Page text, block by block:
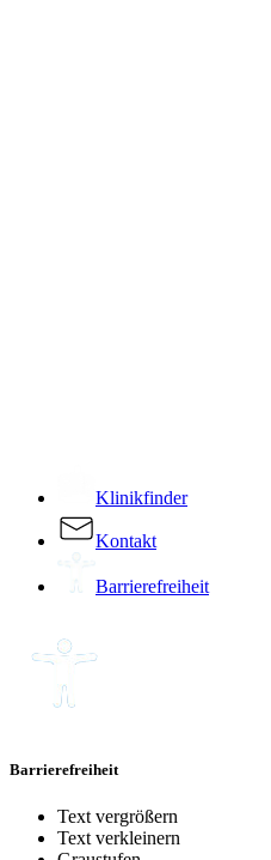
Klinikfinder
Kontakt
Barrierefreiheit
Barrierefreiheit
Text vergrößern
Text verkleinern